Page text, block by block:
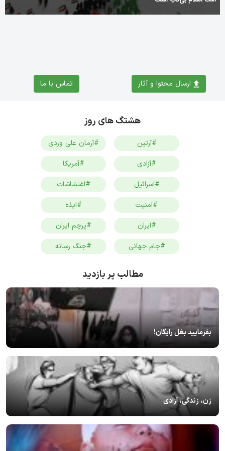
ارسال محتوا و آثار تماس با ما
هشتگ های روز
#آرتین
#آرمان علی وردی
#آزادی
#آمریکا
#اسرائیل
#اغتشاشات
#امنیت
#ایذه
#ایران
#پرچم ایران
#جام جهانی
#جنگ رسانه
مطالب پر بازدید
بفرمایید بغل رایگان!
زن، زندگی، آزادی